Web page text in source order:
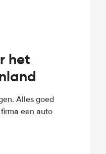
het
Alles goed
een auto